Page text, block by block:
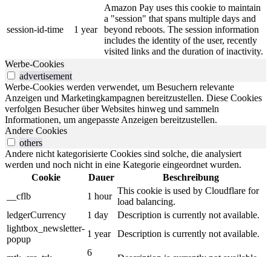
session-id-time 1 year
Amazon Pay uses this cookie to maintain
a "session" that spans multiple days and
beyond reboots. The session information
includes the identity of the user, recently
visited links and the duration of inactivity.
Werbe-Cookies
advertisement
Werbe-Cookies werden verwendet, um Besuchern relevante
Anzeigen und Marketingkampagnen bereitzustellen. Diese Cookies
verfolgen Besucher über Websites hinweg und sammeln
Informationen, um angepasste Anzeigen bereitzustellen.
Andere Cookies
others
Andere nicht kategorisierte Cookies sind solche, die analysiert
werden und noch nicht in eine Kategorie eingeordnet wurden.
Cookie
Dauer
Beschreibung
__cflb
1 hour
This cookie is used by Cloudflare for
load balancing.
ledgerCurrency
1 day
Description is currently not available.
lightbox_newsletter-
popup
1 year Description is currently not available.
6